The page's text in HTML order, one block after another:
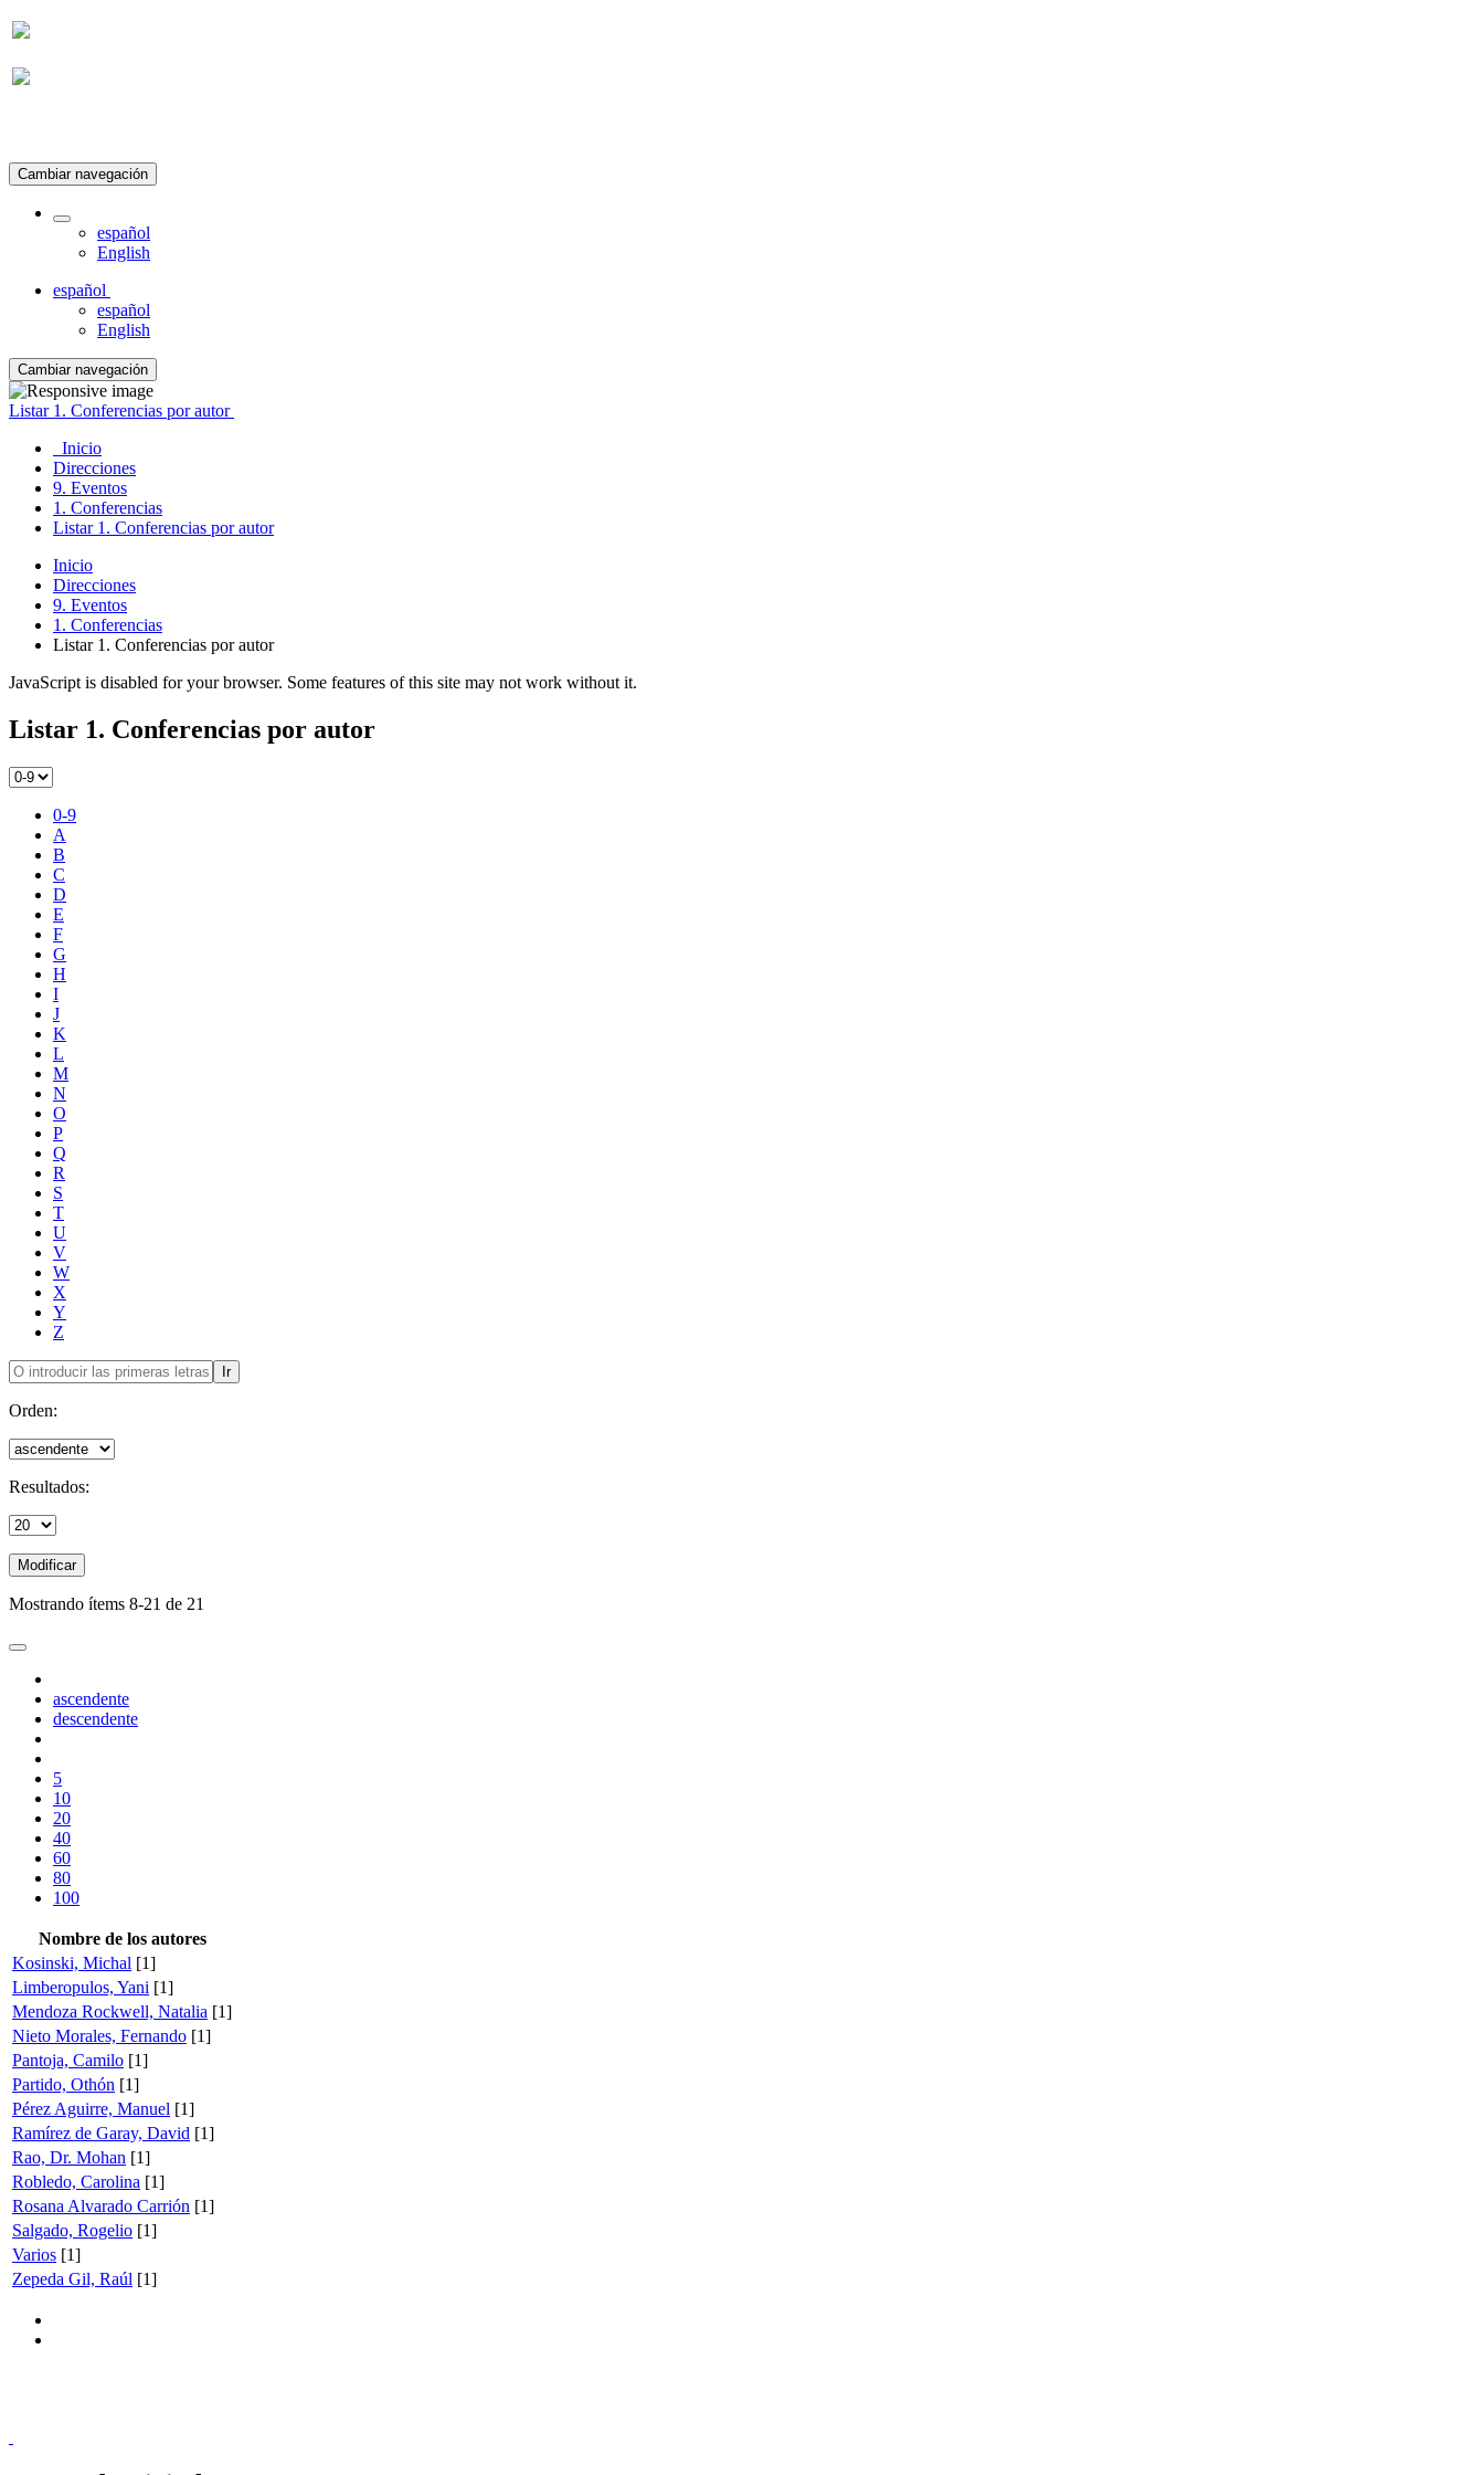
Cambiar navegación
español
English
español
español
English
Cambiar navegación
Listar 1. Conferencias por autor
Inicio
Direcciones
9. Eventos
1. Conferencias
Listar 1. Conferencias por autor
Inicio
Direcciones
9. Eventos
1. Conferencias
Listar 1. Conferencias por autor
JavaScript is disabled for your browser. Some features of this site may not work without it.
Listar 1. Conferencias por autor
0-9
A
B
C
D
E
F
G
H
I
J
K
L
M
N
O
P
Q
R
S
T
U
V
W
X
Y
Z
Ir
Orden:
Resultados:
Modificar
Mostrando ítems 8-21 de 21
ascendente
descendente
5
10
20
40
60
80
100
Nombre de los autores
Kosinski, Michal [1]
Limberopulos, Yani [1]
Mendoza Rockwell, Natalia [1]
Nieto Morales, Fernando [1]
Pantoja, Camilo [1]
Partido, Othón [1]
Pérez Aguirre, Manuel [1]
Ramírez de Garay, David [1]
Rao, Dr. Mohan [1]
Robledo, Carolina [1]
Rosana Alvarado Carrión [1]
Salgado, Rogelio [1]
Varios [1]
Zepeda Gil, Raúl [1]